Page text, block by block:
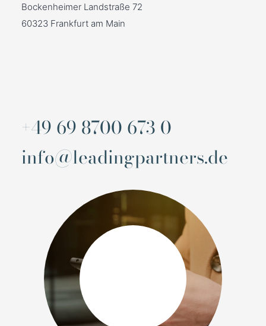
Bockenheimer Landstraße 72
60323 Frankfurt am Main
+49 69 8700 673 0
info@leadingpartners.de